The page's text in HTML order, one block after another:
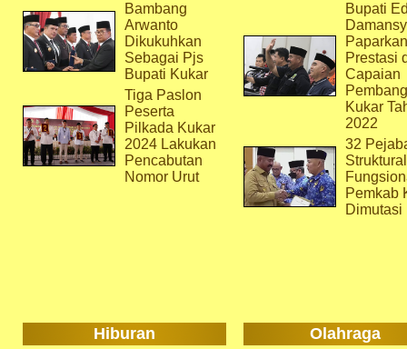
Bambang
Arwanto
Dikukuhkan
Sebagai Pjs
Bupati Kukar
Tiga Paslon
Peserta
Pilkada Kukar
2024 Lakukan
Pencabutan
Nomor Urut
Bupati
Paparkan
Prestasi
Capaian
Kukar
2022
32
Pemkab
Dimutasi
Hiburan Olahraga